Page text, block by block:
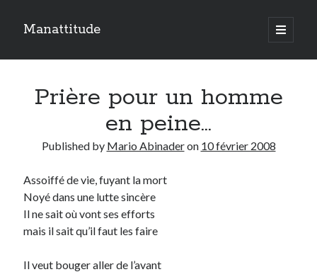
Manattitude
open
primary
Sidebar
C’est qui moi ?
TOUTES LES PUBLICATIONS
TOUTES
LES
PUBLICATIONS
Prière pour un homme
en peine…
Published by Mario Abinaderon 10 février 2008
Assoiffé de vie, fuyant la mort
Noyé dans une lutte sincère
Il ne sait où vont ses efforts
mais il sait qu’il faut les faire
Il veut bouger aller de l’avant